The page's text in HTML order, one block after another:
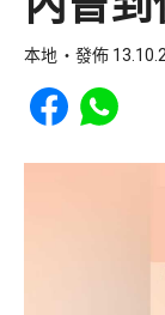
本地 發佈
Share to Facebook
Share to